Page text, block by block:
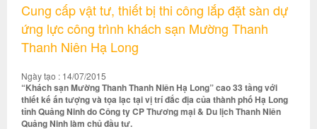
Cung cấp vật tư, thiết bị thi công lắp đặt sàn dự
ứng lực công trình khách sạn Mường Thanh
Thanh Niên Hạ Long
Ngày tạo : 14/07/2015
“Khách sạn Mường Thanh Thanh Niên Hạ Long” cao 33 tầng với
thiết kế ấn tượng và tọa lạc tại vị trí đắc địa của thành phố Hạ Long
tỉnh Quảng Ninh do Công ty CP Thương mại & Du lịch Thanh Niên
Quảng Ninh làm chủ đầu tư.